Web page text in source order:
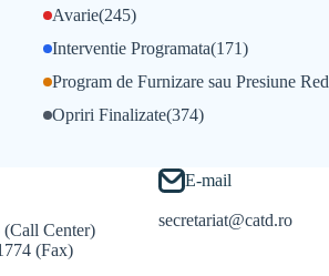
Avarie(245)
Interventie Programata(171)
Opriri Finalizate(374)
Program de Furnizare sau Presiune
(Call Center)
(Fax)
E-mail
secretariat@catd.ro